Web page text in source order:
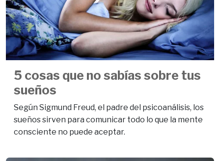
5 cosas que no sabías sobre tus
sueños
Según Sigmund Freud, el padre del psicoanálisis, los
sueños sirven para comunicar todo lo que la mente
consciente no puede aceptar.